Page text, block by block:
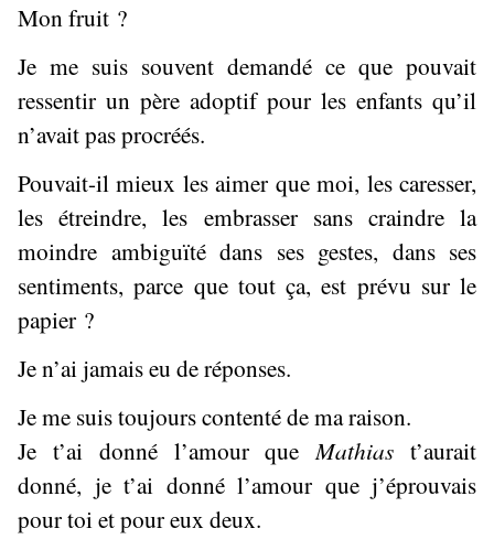
Mon fruit ?
Je me suis souvent demandé ce que pouvait
ressentir un père adoptif pour les enfants qu’il
n’avait pas procréés.
Pouvait-il mieux les aimer que moi, les caresser,
les étreindre, les embrasser sans craindre la
moindre ambiguïté dans ses gestes, dans ses
sentiments, parce que tout ça, est prévu sur le
papier ?
Je n’ai jamais eu de réponses.
Je me suis toujours contenté de ma raison.
Je t’ai donné l’amour queMathias t’aurait
donné, je t’ai donné l’amour que j’éprouvais
pour toi et pour eux deux.